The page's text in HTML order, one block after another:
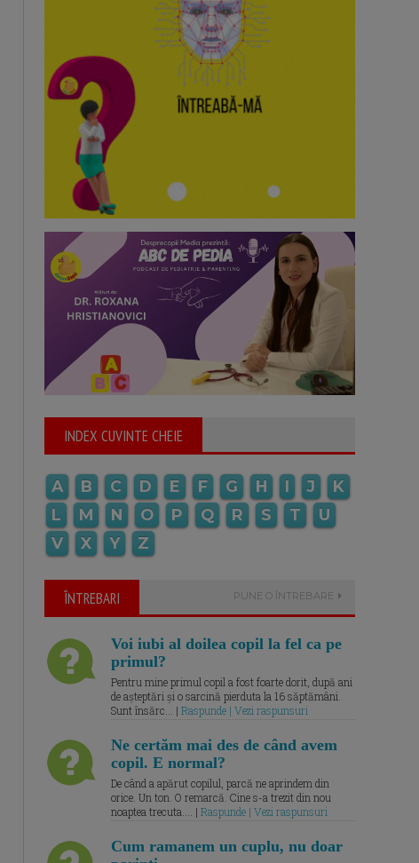
INDEX CUVINTE CHEIE
A B C D E F G H I J
K
L
M N O P Q R S T
U
V
X Y Z
ÎNTREBARI PUNE O ÎNTREBARE
Voi iubi al doilea copil la fel ca pe
primul?
Pentru mine primul copil a fost foarte dorit, după ani
de așteptări și o sarcină pierduta la 16 săptămâni.
Sunt însărc... | Raspunde | Vezi raspunsuri
Ne certăm mai des de când avem
copil. E normal?
De când a apărut copilul, parcă ne aprindem din
orice. Un ton. O remarcă. Cine s-a trezit din nou
noaptea trecuta.... | Raspunde | Vezi raspunsuri
Cum ramanem un cuplu, nu doar